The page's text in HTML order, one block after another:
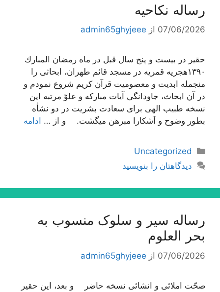
رساله نکاحیه
07/06/2026 از admin65ghyjeee
حقیر در بیست و پنج سال قبل در ماه رمضان المبارك
١٣٩٠هجریه قمریه در مسجد قائم طهران، ابحاثى را
منجمله ابدیت و معصومیت قرآن كریم شروع نمودم و
در آن ابحاث، جاودانگى آیات مباركه و علوّ مرتبه این
نسخه طبیب الهى براى سعادت بشریت در دو نشأه
بطور وضوح و آشكارا مبرهن میگشت. و از … ادامه
دسته‌ها
Uncategorized
دیدگاهتان را بنویسید
رساله سیر و سلوک منسوب به
بحر العلوم
07/06/2026 از admin65ghyjeee
صحّت املائی و انشائی نسخه حاضر و بعد، این حقیر